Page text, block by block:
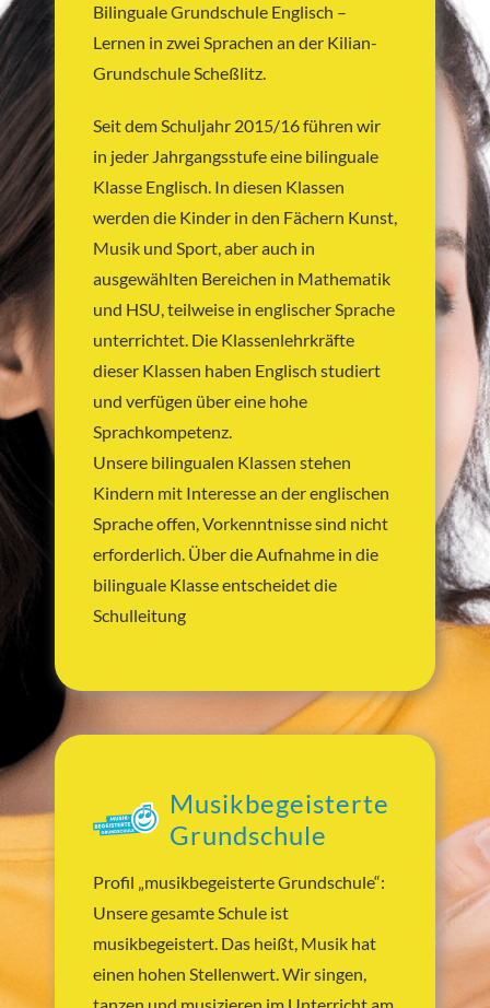
Bilinguale Grundschule Englisch –
Lernen in zwei Sprachen an der Kilian-
Grundschule Scheßlitz.
Seit dem Schuljahr 2015/16 führen wir
in jeder Jahrgangsstufe eine bilinguale
Klasse Englisch. In diesen Klassen
werden die Kinder in den Fächern Kunst,
Musik und Sport, aber auch in
ausgewählten Bereichen in Mathematik
und HSU, teilweise in englischer Sprache
unterrichtet. Die Klassenlehrkräfte
dieser Klassen haben Englisch studiert
und verfügen über eine hohe
Sprachkompetenz.
Unsere bilingualen Klassen stehen
Kindern mit Interesse an der englischen
Sprache offen, Vorkenntnisse sind nicht
erforderlich. Über die Aufnahme in die
bilinguale Klasse entscheidet die
Schulleitung
Musikbegeisterte
Grundschule
Profil „musikbegeisterte Grundschule“:
Unsere gesamte Schule ist
musikbegeistert. Das heißt, Musik hat
einen hohen Stellenwert. Wir singen,
tanzen und musizieren im Unterricht am